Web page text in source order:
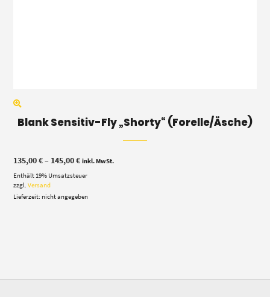
Blank Sensitiv-Fly „Shorty“ (Forelle/Äsche)
135,00€– 145,00€Preisspanne:
bis
inkl. MwSt.
Enthält 19% Umsatzsteuer
zzgl.Versand
Lieferzeit: nicht angegeben